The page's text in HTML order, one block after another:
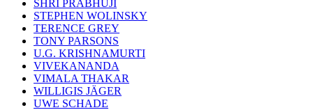
SHRI PRABHUJI
STEPHEN WOLINSKY
TERENCE GREY
TONY PARSONS
U.G. KRISHNAMURTI
VIVEKANANDA
VIMALA THAKAR
WILLIGIS JÄGER
UWE SCHADE